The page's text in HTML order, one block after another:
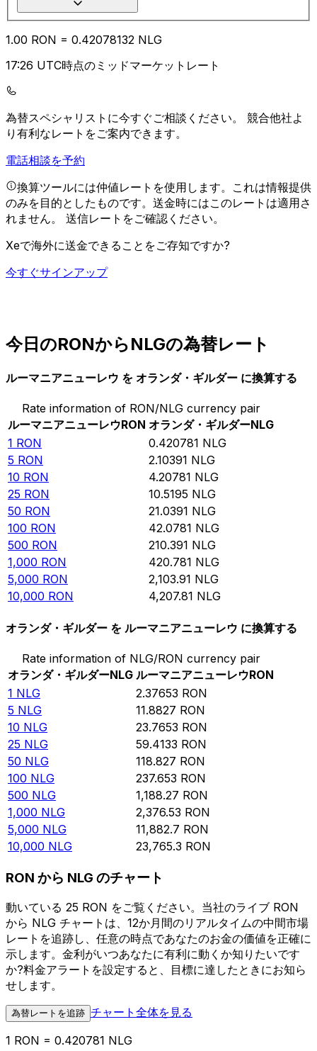
1.00 RON = 0.42078132 NLG
17:26 UTC時点のミッドマーケットレート
為替スペシャリストに今すぐご相談ください。 競合他社よ
り有利なレートをご案内できます。
電話相談を予約
換算ツールには仲値レートを使用します。これは情報提供
のみを目的としたものです。送金時にはこのレートは適用さ
れません。 送信レートをご確認ください。
Xeで海外に送金できることをご存知ですか?
今すぐサインアップ
今日のRONからNLGの為替レート
ルーマニアニューレウ を オランダ・ギルダー に換算する
Rate information of RON/NLG currency pair
ルーマニアニューレウRON オランダ・ギルダーNLG
1 RON 0.420781 NLG
5 RON 2.10391 NLG
10 RON 4.20781 NLG
25 RON 10.5195 NLG
50 RON 21.0391 NLG
100 RON 42.0781 NLG
500 RON 210.391 NLG
1,000 RON 420.781 NLG
5,000 RON 2,103.91 NLG
10,000 RON 4,207.81 NLG
オランダ・ギルダー を ルーマニアニューレウ に換算する
Rate information of NLG/RON currency pair
オランダ・ギルダーNLG ルーマニアニューレウRON
1 NLG 2.37653 RON
5 NLG 11.8827 RON
10 NLG 23.7653 RON
25 NLG 59.4133 RON
50 NLG 118.827 RON
100 NLG 237.653 RON
500 NLG 1,188.27 RON
1,000 NLG 2,376.53 RON
5,000 NLG 11,882.7 RON
10,000 NLG 23,765.3 RON
RON から NLG のチャート
動いている 25 RON をご覧ください。当社のライブ RON
から NLG チャートは、12か月間のリアルタイムの中間市場
レートを追跡し、任意の時点であなたのお金の価値を正確に
示します。金利がいつあなたに有利に動くか知りたいです
か?料金アラートを設定すると、目標に達したときにお知ら
せします。
為替レートを追跡 チャート全体を見る
1 RON = 0.420781 NLG